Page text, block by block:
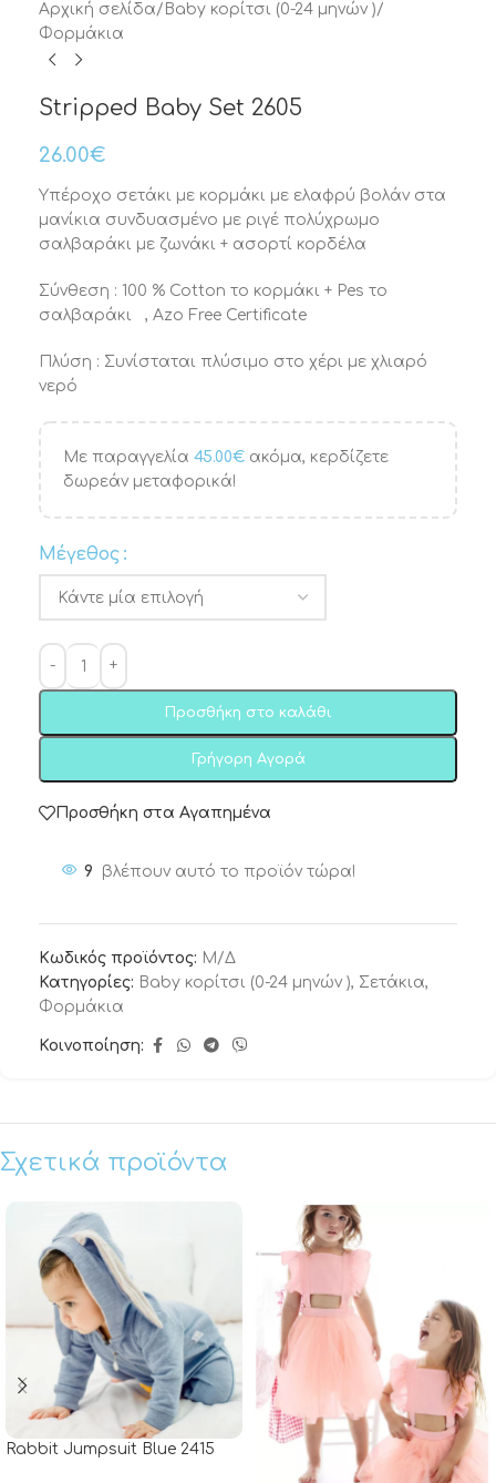
Αρχική σελίδα/ Baby κορίτσι (0-24 μηνών )/
Φορμάκια
Stripped Baby Set 2605
26.00€
Υπέροχο σετάκι με κορμάκι με ελαφρύ βολάν στα
μανίκια συνδυασμένο με ριγέ πολύχρωμο
σαλβαράκι με ζωνάκι + ασορτί κορδέλα
Σύνθεση : 100 % Cotton το κορμάκι + Pes το
σαλβαράκι , Azo Free Certificate
Πλύση : Συνίσταται πλύσιμο στο χέρι με χλιαρό
νερό
Με παραγγελία 45.00€ ακόμα, κερδίζετε
δωρεάν μεταφορικά!
Μέγεθος
Προσθήκη στο καλάθι
Γρήγορη Αγορά
Προσθήκη στα Αγαπημένα
9 βλέπουν αυτό το προϊόν τώρα!
Κωδικός προϊόντος: Μ/Δ
Κατηγορίες: Baby κορίτσι (0-24 μηνών ), Σετάκια,
Φορμάκια
Κοινοποίηση:
Σχετικά προϊόντα
Rabbit Jumpsuit Blue 2415